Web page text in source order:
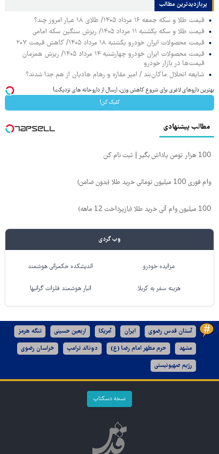
پربازدیدترین‌ مطالب
قیمت طلا و سکه جمعه ۱۶ مرداد ۱۴۰۵/ طلای ۱۸ عیار امروز چند؟
قیمت طلا و سکه یکشنبه ۱۱ مرداد ۱۴۰۵/ ریزش سنگین سکه امامی
قیمت محصولات ایران خودرو یکشنبه ۱۸ مرداد ۱۴۰۵/ کاهش قیمت ۲۰۷
قیمت محصولات ایران خودرو چهارشنبه ۱۴ مرداد ۱۴۰۵/ ریزش همزمان
قیمت‌ها در بازار خودرو
شایعه انحلال ماکان‌بند / امیر مقاره و رهام هادیان از هم جدا شدند؟
بهترین داروهای لاغری برای شروع کاهش وزن، ارسال از داروخانه های نزدیکت!
کلیک کن!
مطالب پیشنهادی
100 هزار تومن پاداش بگیر | ثبت نام کن
وام فوری 100 میلیون تومانی خرید طلا (بدون ضامن)
100 میلیون وام آنی خرید طلا (بازپرداخت 12 ماهه)
وب گردی
مزایده خودرو اندیشکده حکمرانی هوشمند
هزینه سفر به کربلا انبار هوشمند فلزات گرانبها
آستان قدس رضوی ایران آمریکا اربعین حسینی تنگه هرمز
مشهد حرم مطهر امام رضا (ع) دونالد ترامپ خراسان رضوی
رژیم صهیونیستی
نسخه دسکتاپ